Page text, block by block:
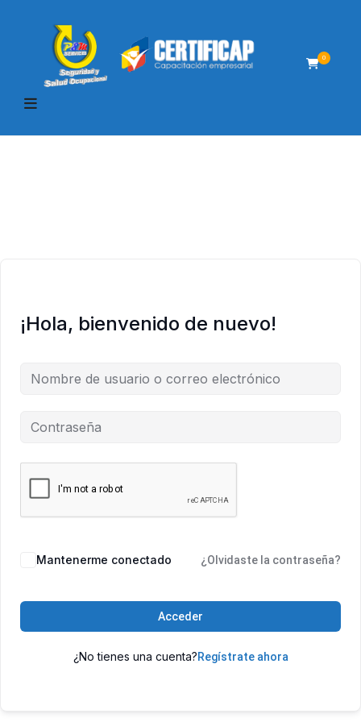
0
¡Hola, bienvenido de nuevo!
Mantenerme conectado ¿Olvidaste la contraseña?
Acceder
¿No tienes una cuenta?Regístrate ahora